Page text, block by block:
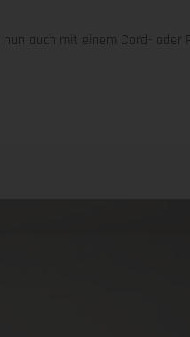
auch mit einem Cord-